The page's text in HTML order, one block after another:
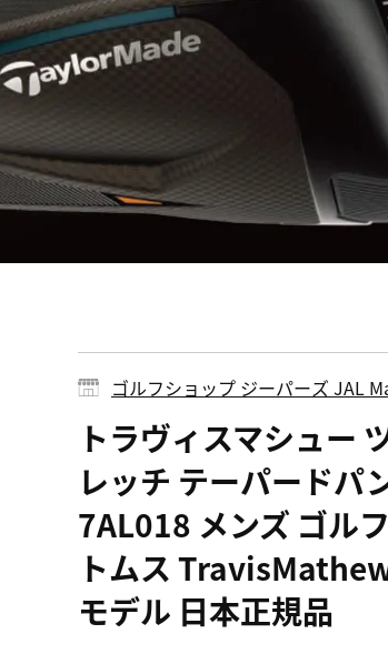
ゴルフショップ ジーパーズ JAL
トラヴィスマシュー
レッチ テーパードパ
7AL018 メンズ ゴル
トムス
モデル 日本正規品